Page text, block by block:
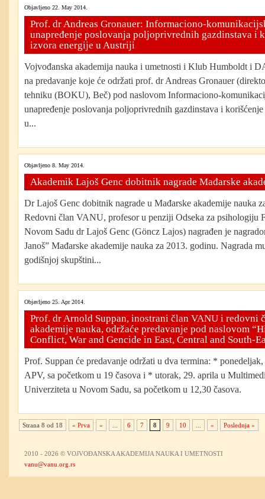
Objavljeno 22. May 2014.
Prof. dr Andreas Gronauer: Informaciono-
unapređenje poslovanja poljoprivrednih gazdinstava i
izvora energije u Austriji
Vojvođanska akademija nauka i umetnosti i Klub Humboldt i
na predavanje koje će održati prof. dr Andreas Gronauer
tehniku (BOKU), Beč) pod naslovom Informaciono-
unapređenje poslovanja poljoprivrednih gazdinstava i
u...
Objavljeno 8. May 2014.
Akademik Lajoš Genc dobitnik nagrade Mađarske
Dr Lajoš Genc dobitnik nagrade u Mađarske akademije nauka
Redovni član VANU, profesor u penziji Odseka za psihologiju
Novom Sadu dr Lajoš Genc (Göncz Lajos) nagrađen je
Janoš” Mađarske akademije nauka za 2013. godinu. Nagrada
godišnjoj skupštini...
Objavljeno 25. Apr 2014.
Prof. dr Arnold Suppan, inostrani član VANU i redovni
akademije nauka, održaće predavanje pod naslovom
Conflict, War and Gencide in East, Central and South-
Prof. Suppan će predavanje održati u dva termina: *
APV, sa početkom u 19 časova i * utorak, 29. aprila u
Univerziteta u Novom Sadu, sa početkom u 12,30 časova.
Strana 8 od 18 « Prva « 6 7 8 9 10 » Poslednja »
2010 - 2026 © VOJVOĐANSKA AKADEMIJA NAUKA I UMETNOSTI
vanu@vanu.org.rs